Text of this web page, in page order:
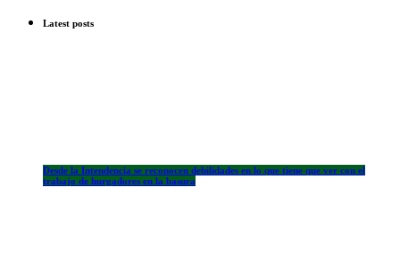
Latest posts
Desde la Intendencia se reconocen debilidades en lo que tiene que ver con el
trabajo de hurgadores en la basura